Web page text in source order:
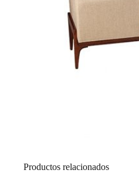
Productos relacionados